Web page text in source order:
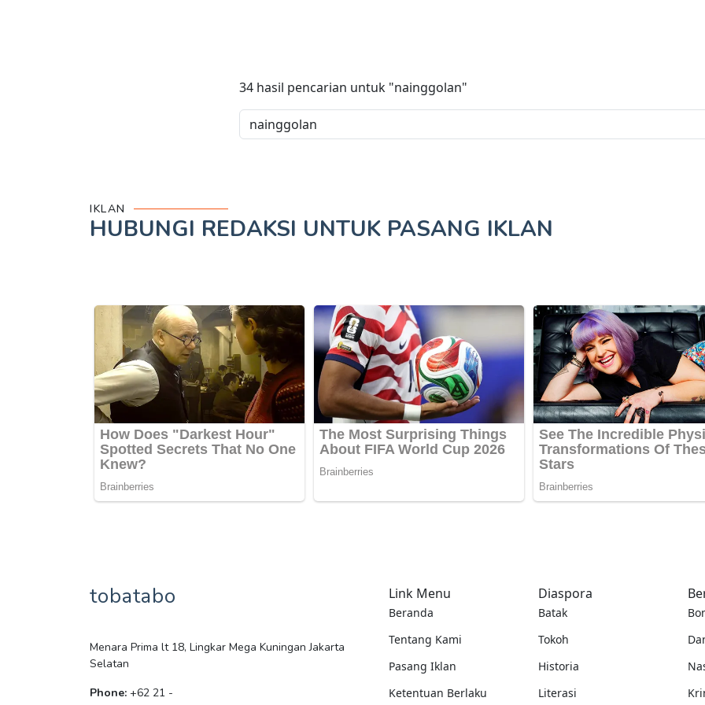
34 hasil pencarian untuk "nainggolan"
IKLAN
HUBUNGI REDAKSI UNTUK PASANG IKLAN
tobatabo
Menara Prima lt 18, Lingkar Mega Kuningan Jakarta
Selatan
Phone: +62 21 -
Link Menu
Beranda
Tentang Kami
Pasang Iklan
Ketentuan Berlaku
Diaspora
Batak
Tokoh
Historia
Literasi